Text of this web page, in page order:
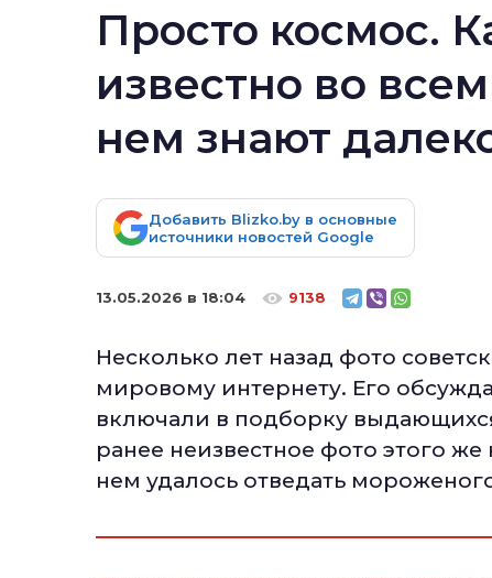
Просто космос.
известно во
нем знают
Добавить Blizko.by в основные
источники новостей Google
13.05.2026 в 18:04 9138
Несколько лет назад фото
мировому интернету. Его
включали в подборку
ранее неизвестное фото этого
нем удалось отведать